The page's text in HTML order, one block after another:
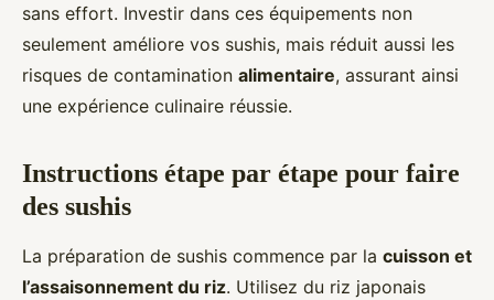
sans effort. Investir dans ces équipements non
seulement améliore vos sushis, mais réduit aussi les
risques de contamination alimentaire, assurant ainsi
une expérience culinaire réussie.
Instructions étape par étape pour faire
des sushis
La préparation de sushis commence par la cuisson et
l’assaisonnement du riz. Utilisez du riz japonais